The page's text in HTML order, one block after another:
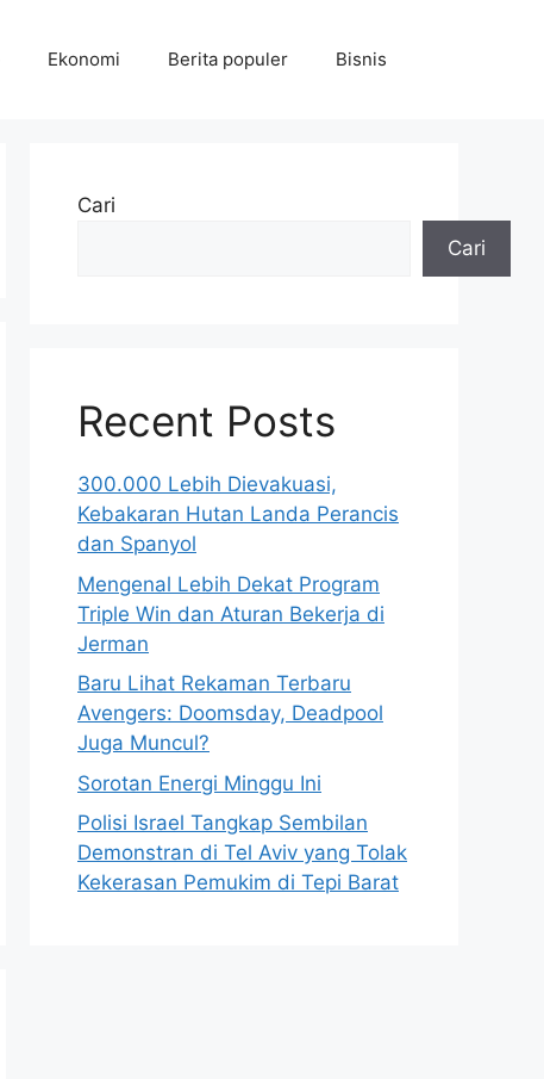
Ekonomi Berita populer Bisnis
Cari
Cari
Recent Posts
300.000 Lebih Dievakuasi,
Kebakaran Hutan Landa Perancis
dan Spanyol
Mengenal Lebih Dekat Program
Triple Win dan Aturan Bekerja di
Jerman
Baru Lihat Rekaman Terbaru
Avengers: Doomsday, Deadpool
Juga Muncul?
Sorotan Energi Minggu Ini
Polisi Israel Tangkap Sembilan
Demonstran di Tel Aviv yang Tolak
Kekerasan Pemukim di Tepi Barat